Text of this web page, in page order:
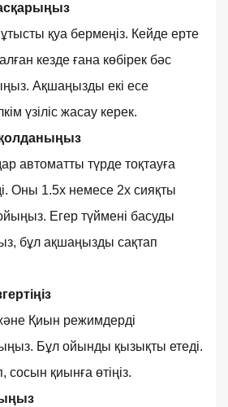
қуа бермеңіз. Кейде ерте
кезде ғана көбірек бәс
Ақшаңызды екі есе
үзіліс жасау керек.
автоматты түрде тоқтауға
Оны 1.5x немесе 2x сияқты
Егер түймені басуды
бұл ақшаңызды сақтап
Қиын режимдерді
Бұл ойынды қызықты етеді.
қиынға өтіңіз.